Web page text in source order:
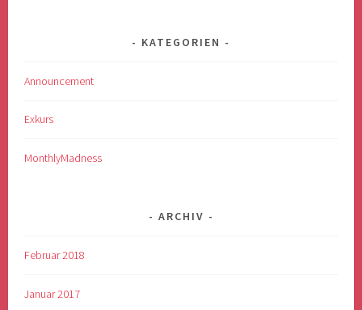
KATEGORIEN
Announcement
Exkurs
MonthlyMadness
ARCHIV
Februar 2018
Januar 2017